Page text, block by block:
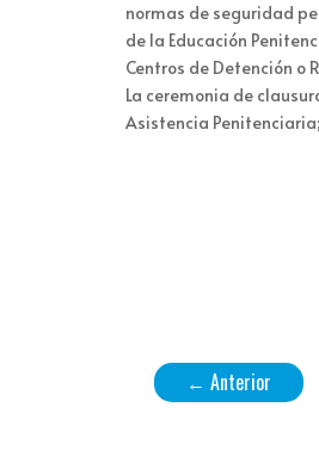
normas de seguridad
de la Educación
Centros de Detención o
La ceremonia de
Asistencia
← Anterior